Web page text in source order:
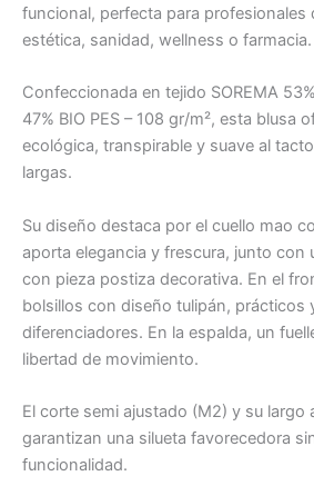
funcional, perfecta para profesionales
estética, sanidad, wellness o farmacia.
Confeccionada en tejido SOREMA
47% BIO PES – 108 gr/m², esta blusa
ecológica, transpirable y suave al
largas.
Su diseño destaca por el cuello mao
aporta elegancia y frescura, junto con
con pieza postiza decorativa. En el
bolsillos con diseño tulipán, prácticos
diferenciadores. En la espalda, un
libertad de movimiento.
El corte semi ajustado (M2) y su largo
garantizan una silueta favorecedora
funcionalidad.